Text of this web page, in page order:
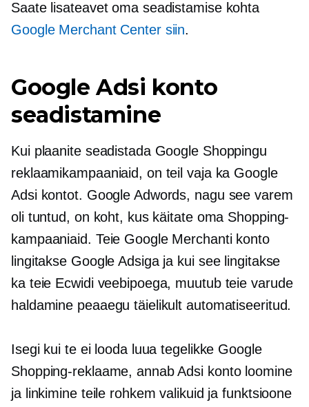
Saate lisateavet oma seadistamise kohta
Google Merchant Center siin.
Google Adsi konto
seadistamine
Kui plaanite seadistada Google Shoppingu
reklaamikampaaniaid, on teil vaja ka Google
Adsi kontot. Google Adwords, nagu see varem
oli tuntud, on koht, kus käitate oma Shopping-
kampaaniaid. Teie Google Merchanti konto
lingitakse Google Adsiga ja kui see lingitakse
ka teie Ecwidi veebipoega, muutub teie varude
haldamine peaaegu täielikult automatiseeritud.
Isegi kui te ei looda luua tegelikke Google
Shopping-reklaame, annab Adsi konto loomine
ja linkimine teile rohkem valikuid ja funktsioone